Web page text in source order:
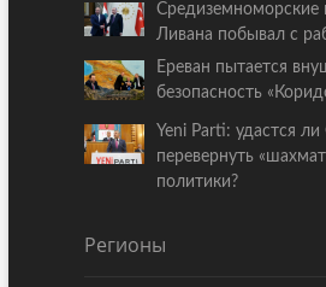
Средиземноморские
Ливана побывал с
Ереван пытается
безопасность
Yeni Parti: удастся
перевернуть
политики?
Регионы